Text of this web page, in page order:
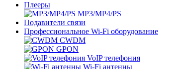
Плееры
MP3/MP4/PS
Подавители связи
Профессиональное Wi-Fi оборудование
CWDM
GPON
VoIP телефония
Wi-Fi антенны